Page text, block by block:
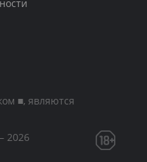
■, являются
2026